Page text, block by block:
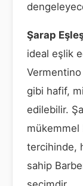
Şarap
ideal eşlik
gibi hafif,
edilebilir.
mükemmel
tercihinde,
sahip